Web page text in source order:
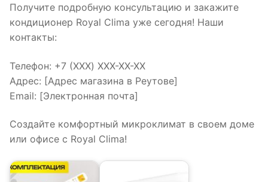
Получите подробную консультацию и закажите
кондиционер Royal Clima уже сегодня! Наши
контакты:
Телефон: +7 (XXX) XXX-XX-XX
Адрес: [Адрес магазина в Реутове]
Email: [Электронная почта]
Создайте комфортный микроклимат в своем доме
или офисе с Royal Clima!